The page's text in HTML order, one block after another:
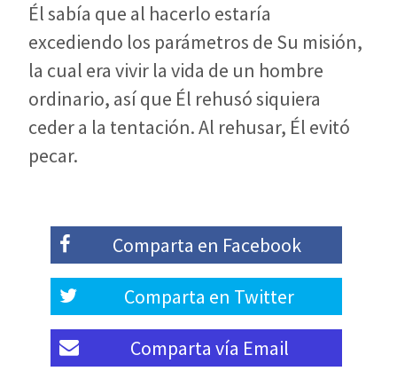
Él sabía que al hacerlo estaría
excediendo los parámetros de Su misión,
la cual era vivir la vida de un hombre
ordinario, así que Él rehusó siquiera
ceder a la tentación. Al rehusar, Él evitó
pecar.
Comparta en Facebook
Comparta en Twitter
Comparta vía Email